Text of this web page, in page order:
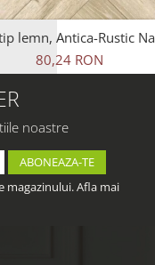
lemn, Antica-Rustic
45x45 cm, portelanata,
finisaj mat
80,24 RON
noastre
magazinului. Afla mai